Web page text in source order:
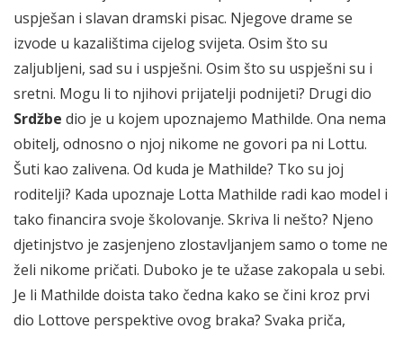
uspješan i slavan dramski pisac. Njegove drame se
izvode u kazalištima cijelog svijeta. Osim što su
zaljubljeni, sad su i uspješni. Osim što su uspješni su i
sretni. Mogu li to njihovi prijatelji podnijeti? Drugi dio
Srdžbe dio je u kojem upoznajemo Mathilde. Ona nema
obitelj, odnosno o njoj nikome ne govori pa ni Lottu.
Šuti kao zalivena. Od kuda je Mathilde? Tko su joj
roditelji? Kada upoznaje Lotta Mathilde radi kao model i
tako financira svoje školovanje. Skriva li nešto? Njeno
djetinjstvo je zasjenjeno zlostavljanjem samo o tome ne
želi nikome pričati. Duboko je te užase zakopala u sebi.
Je li Mathilde doista tako čedna kako se čini kroz prvi
dio Lottove perspektive ovog braka? Svaka priča,